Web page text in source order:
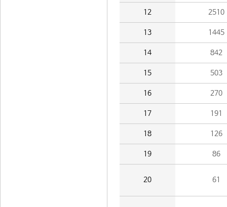
12 2510
13 1445
14 842
15 503
16 270
17 191
18 126
19 86
20 61